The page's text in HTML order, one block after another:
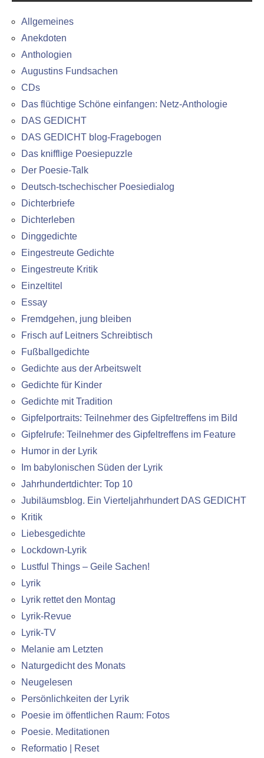
Allgemeines
Anekdoten
Anthologien
Augustins Fundsachen
CDs
Das flüchtige Schöne einfangen: Netz-Anthologie
DAS GEDICHT
DAS GEDICHT blog-Fragebogen
Das knifflige Poesiepuzzle
Der Poesie-Talk
Deutsch-tschechischer Poesiedialog
Dichterbriefe
Dichterleben
Dinggedichte
Eingestreute Gedichte
Eingestreute Kritik
Einzeltitel
Essay
Fremdgehen, jung bleiben
Frisch auf Leitners Schreibtisch
Fußballgedichte
Gedichte aus der Arbeitswelt
Gedichte für Kinder
Gedichte mit Tradition
Gipfelportraits: Teilnehmer des Gipfeltreffens im Bild
Gipfelrufe: Teilnehmer des Gipfeltreffens im Feature
Humor in der Lyrik
Im babylonischen Süden der Lyrik
Jahrhundertdichter: Top 10
Jubiläumsblog. Ein Vierteljahrhundert DAS GEDICHT
Kritik
Liebesgedichte
Lockdown-Lyrik
Lustful Things – Geile Sachen!
Lyrik
Lyrik rettet den Montag
Lyrik-Revue
Lyrik-TV
Melanie am Letzten
Naturgedicht des Monats
Neugelesen
Persönlichkeiten der Lyrik
Poesie im öffentlichen Raum: Fotos
Poesie. Meditationen
Reformatio | Reset